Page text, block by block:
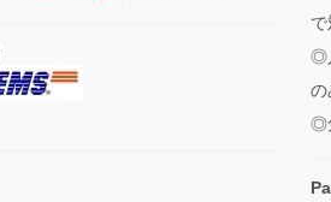
◎
の
◎